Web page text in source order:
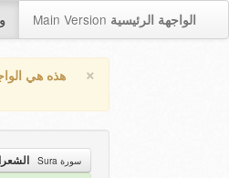
Main Version الواجهة الرئيسية
× هذه هي
سورة Sura